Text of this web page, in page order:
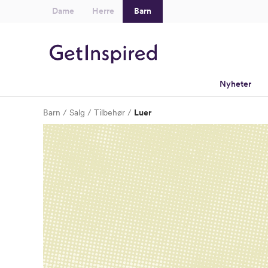
Dame Herre Barn
Nyheter
Barn Salg Tilbehør Luer